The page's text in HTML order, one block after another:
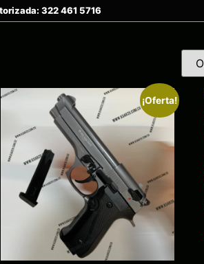
¡Oferta!